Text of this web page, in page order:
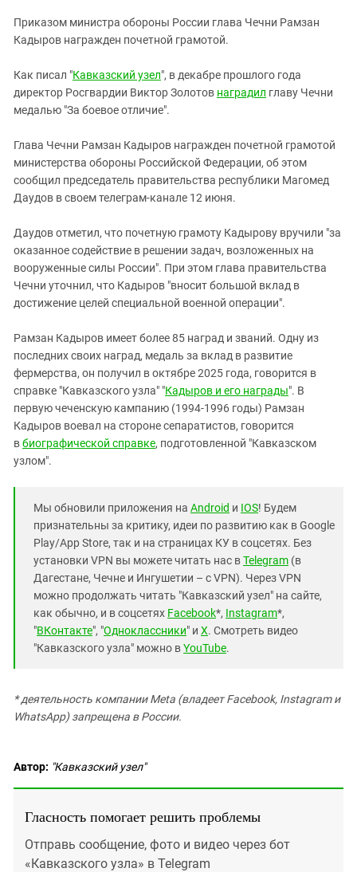
КАВКАЗ ЗА ПАЛЕСТИНУ
ИНАКОМЫСЛИЕ В ЧЕЧНЕ
МОБИЛИЗАЦИЯ И ПРОТЕСТЫ
Ингушетия
Калмыкия
Карачаево-Черкесия
Нагорный Карабах
Российская Федерация
Северная Осетия - Алания
Ставропольский край
Чечня
Южная Осетия
Южный Кавказ
Приказом министра обороны России глава Чечни Рамзан
Кадыров награжден почетной грамотой.
Как писал "Кавказский узел", в декабре прошлого года
директор Росгвардии Виктор Золотов наградил главу Чечни
медалью "За боевое отличие".
Глава Чечни Рамзан Кадыров награжден почетной грамотой
министерства обороны Российской Федерации, об этом
сообщил председатель правительства республики Магомед
Даудов в своем телеграм-канале 12 июня.
Даудов отметил, что почетную грамоту Кадырову вручили "за
оказанное содействие в решении задач, возложенных на
вооруженные силы России". При этом глава правительства
Чечни уточнил, что Кадыров "вносит большой вклад в
достижение целей специальной военной операции".
Рамзан Кадыров имеет более 85 наград и званий. Одну из
последних своих наград, медаль за вклад в развитие
фермерства, он получил в октябре 2025 года, говорится в
справке "Кавказского узла" "Кадыров и его награды". В
первую чеченскую кампанию (1994-1996 годы) Рамзан
Кадыров воевал на стороне сепаратистов, говорится
вбиографической справке, подготовленной "Кавказском
узлом".
Мы обновили приложения на Android и IOS! Будем
признательны за критику, идеи по развитию как в Google
Play/App Store, так и на страницах КУ в соцсетях. Без
установки VPN вы можете читать нас вTelegram (в
Дагестане, Чечне и Ингушетии – с VPN). Через VPN
можно продолжать читать "Кавказский узел" на сайте,
как обычно, и в соцсетях Facebook*, Instagram*,
"ВКонтакте", "Одноклассники" и X. Смотреть видео
"Кавказского узла" можно вYouTube.
* деятельность компании Meta (владеет Facebook, Instagram и
WhatsApp) запрещена в России.
Автор: "Кавказский узел"
Гласность помогает решить проблемы
Отправь сообщение, фото и видео через бот
«Кавказского узла» в Telegram